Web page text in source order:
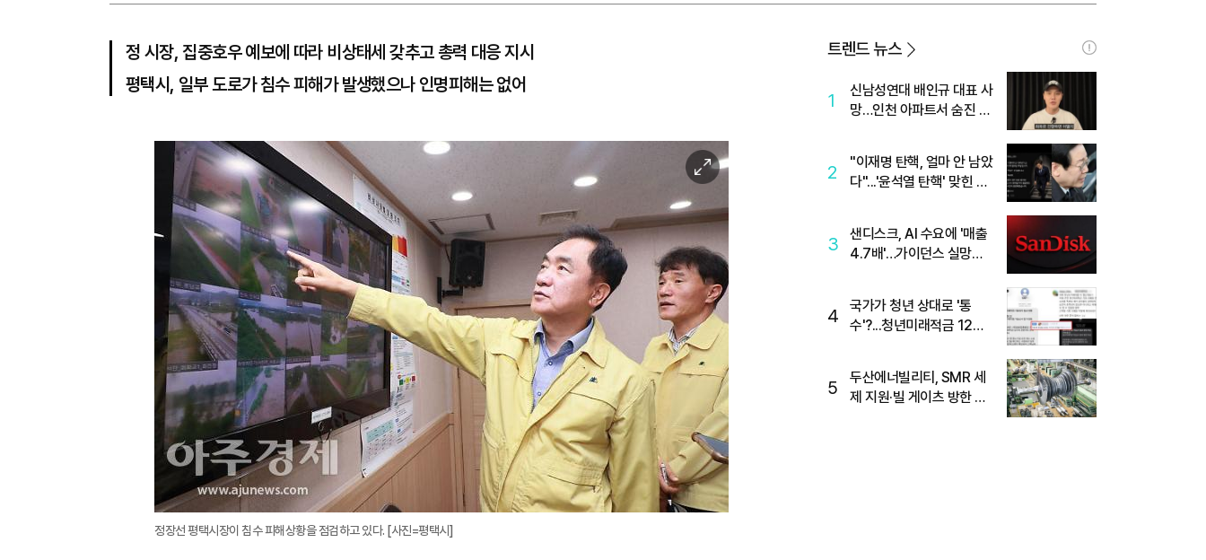
트
트
정 시장, 집중호우 예보에 따라 비상태세 갖추고 총력 대응 지시
평택시, 일부 도로가 침수 피해가 발생했으나 인명피해는 없어
이
미
지
확
대
정장선 평택시장이 침수 피해상황을 점검하고 있다. [사진=평택시]
트렌드 뉴스
1
신남성연대 배인규 대표 사
망…인천 아파트서 숨진 채
2
"이재명 탄핵, 얼마 안 남았
다"...'윤석열 탄핵' 맞힌 무
3
샌디스크, AI 수요에 '매출
4.7배'…가이던스 실망에
4
국가가 청년 상대로 '통
수'?...청년미래적금 12%
5
두산에너빌리티, SMR 세
제 지원·빌 게이츠 방한 기